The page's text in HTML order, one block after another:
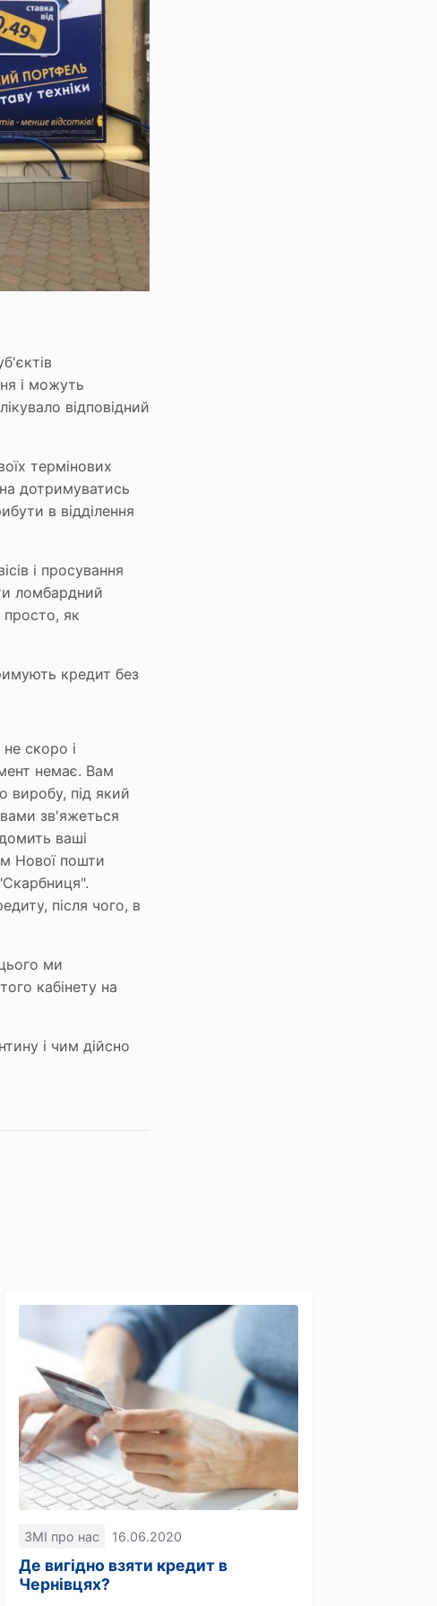
і можуть
відповідний
термінових
дотримуватись
в відділення
і просування
ломбардний
як
кредит без
скоро і
немає. Вам
виробу, під який
зв'яжеться
ваші
Нової пошти
після чого, в
ми
кабінету на
і чим дійсно
ЗМІ про нас 16.06.2020
Де вигідно взяти кредит в
Чернівцях?